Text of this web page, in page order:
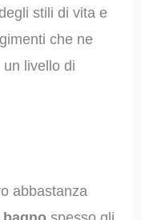
stili di vita e
che ne
livello di
abbastanza